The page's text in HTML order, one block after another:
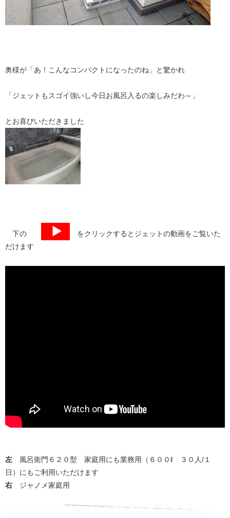
奥様が「あ！こんなコンパクトになったのね」と驚かれ
「ジェットもスゴイ強いし今日お風呂入るの楽しみだわ～」
とお喜びいただきました
下の
をクリックするとジェットの動画をご覧いた
だけます
左 風呂衛門６２０型 家庭用にも業務用（６００ℓ ３０人/１
日）にもご利用いただけます
右 ジャノメ家庭用